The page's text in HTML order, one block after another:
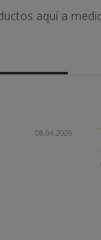
aquí a
previo a la compra
Superó